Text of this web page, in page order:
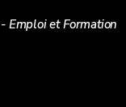
Emploi et Formation